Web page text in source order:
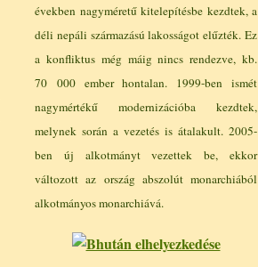
években nagyméretű kitelepítésbe kezdtek, a
déli nepáli származású lakosságot elűzték. Ez
a konfliktus még máig nincs rendezve, kb.
70 000 ember hontalan. 1999-ben ismét
nagymértékű modernizációba kezdtek,
melynek során a vezetés is átalakult. 2005-
ben új alkotmányt vezettek be, ekkor
változott az ország abszolút monarchiából
alkotmányos monarchiává.